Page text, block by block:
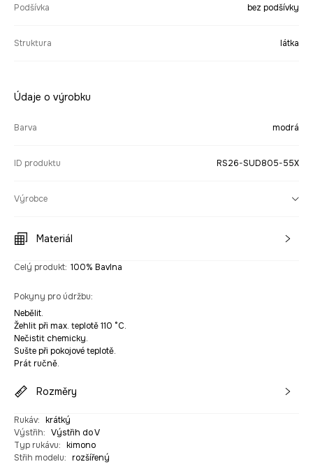
Podšívka bez podšívky
Struktura látka
Údaje o výrobku
Barva modrá
ID produktu RS26-SUD805-55X
Výrobce
Materiál
Celý produkt: 100% Bavlna
Pokyny pro údržbu:
Nebělit.
Žehlit při max. teplotě 110 °C.
Nečistit chemicky.
Sušte při pokojové teplotě.
Prát ručně.
Rozměry
Rukáv: krátký
Výstřih: Výstřih do V
Typ rukávu: kimono
Střih modelu: rozšířený